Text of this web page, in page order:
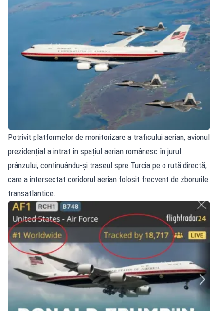
Potrivit platformelor de monitorizare a traficului aerian, avionul
prezidențial a intrat în spațiul aerian românesc în jurul
prânzului, continuându‑și traseul spre Turcia pe o rută directă,
care a intersectat coridorul aerian folosit frecvent de zborurile
transatlantice.